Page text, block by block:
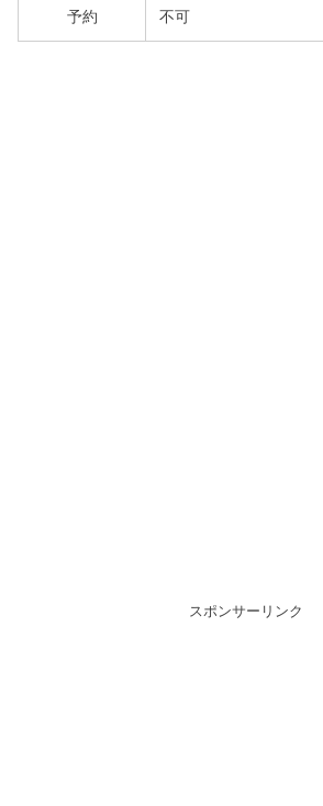
予約 不可
スポンサーリンク